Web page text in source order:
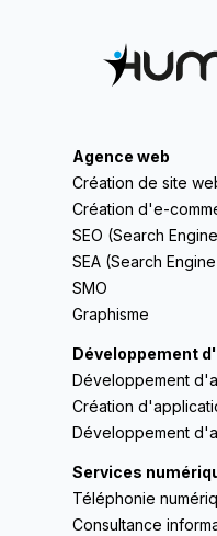
Agence web
Création de site
Création d'e-
SEO (Search
SEA (Search
SMO
Graphisme
Développement
Développement
Création
Développement
Services
Téléphonie
Consultance